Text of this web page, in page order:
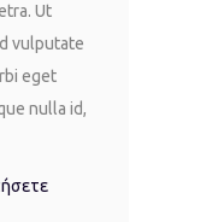
Ut
vulputate
eget
nulla id,